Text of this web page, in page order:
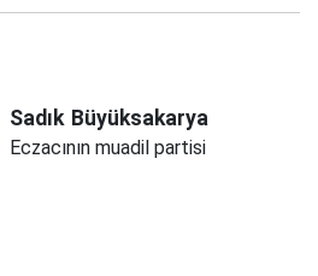
Sadık Büyüksakarya
Eczacının muadil partisi